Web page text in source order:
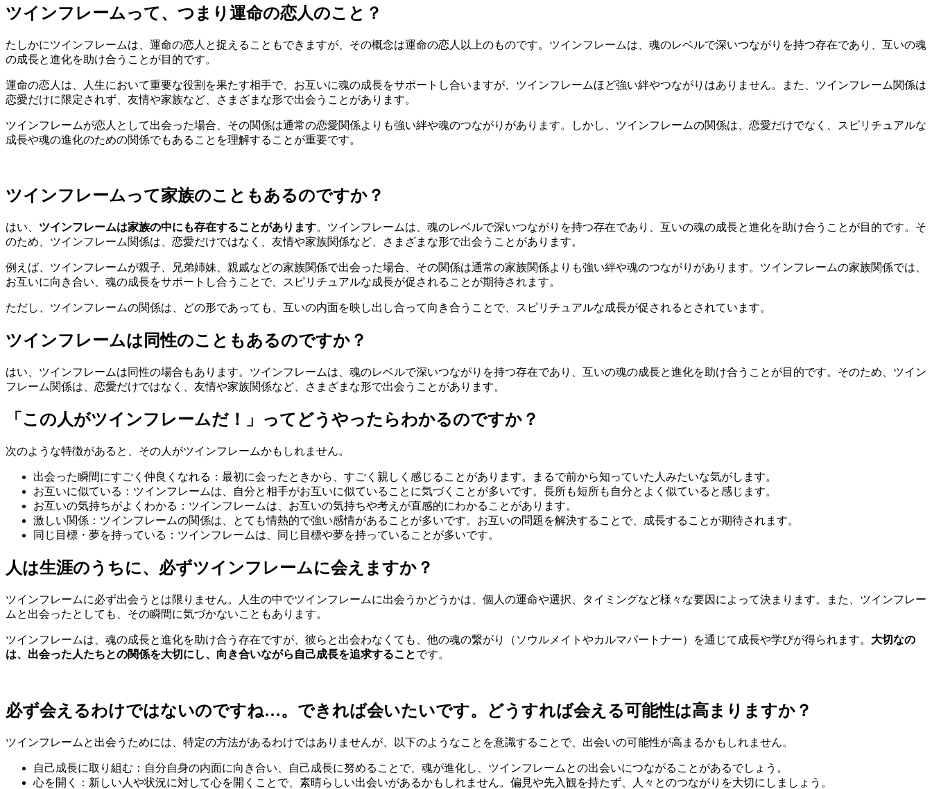
ツインフレームって、つまり運命の恋人のこと？
たしかにツインフレームは、運命の恋人と捉えることもできますが、その概念は運命の恋人以上のものです。ツインフレームは、魂のレベルで深いつながりを持つ存在であり、互いの魂
の成長と進化を助け合うことが目的です。
運命の恋人は、人生において重要な役割を果たす相手で、お互いに魂の成長をサポートし合いますが、ツインフレームほど強い絆やつながりはありません。また、ツインフレーム関係は
恋愛だけに限定されず、友情や家族など、さまざまな形で出会うことがあります。
ツインフレームが恋人として出会った場合、その関係は通常の恋愛関係よりも強い絆や魂のつながりがあります。しかし、ツインフレームの関係は、恋愛だけでなく、スピリチュアルな
成長や魂の進化のための関係でもあることを理解することが重要です。
ツインフレームって家族のこともあるのですか？
はい、 ツインフレームは家族の中にも存在することがあります。ツインフレームは、魂のレベルで深いつながりを持つ存在であり、互いの魂の成長と進化を助け合うことが目的です。そ
のため、ツインフレーム関係は、恋愛だけではなく、友情や家族関係など、さまざまな形で出会うことがあります。
例えば、ツインフレームが親子、兄弟姉妹、親戚などの家族関係で出会った場合、その関係は通常の家族関係よりも強い絆や魂のつながりがあります。ツインフレームの家族関係では、
お互いに向き合い、魂の成長をサポートし合うことで、スピリチュアルな成長が促されることが期待されます。
ただし、ツインフレームの関係は、どの形であっても、互いの内面を映し出し合って向き合うことで、スピリチュアルな成長が促されるとされています。
ツインフレームは同性のこともあるのですか？
はい、ツインフレームは同性の場合もあります。ツインフレームは、魂のレベルで深いつながりを持つ存在であり、互いの魂の成長と進化を助け合うことが目的です。そのため、ツイン
フレーム関係は、恋愛だけではなく、友情や家族関係など、さまざまな形で出会うことがあります。
「この人がツインフレームだ！」ってどうやったらわかるのですか？
次のような特徴があると、その人がツインフレームかもしれません。
出会った瞬間にすごく仲良くなれる：最初に会ったときから、すごく親しく感じることがあります。まるで前から知っていた人みたいな気がします。
お互いに似ている：ツインフレームは、自分と相手がお互いに似ていることに気づくことが多いです。長所も短所も自分とよく似ていると感じます。
お互いの気持ちがよくわかる：ツインフレームは、お互いの気持ちや考えが直感的にわかることがあります。
激しい関係：ツインフレームの関係は、とても情熱的で強い感情があることが多いです。お互いの問題を解決することで、成長することが期待されます。
同じ目標・夢を持っている：ツインフレームは、同じ目標や夢を持っていることが多いです。
人は生涯のうちに、必ずツインフレームに会えますか？
ツインフレームに必ず出会うとは限りません。人生の中でツインフレームに出会うかどうかは、個人の運命や選択、タイミングなど様々な要因によって決まります。また、ツインフレー
ムと出会ったとしても、その瞬間に気づかないこともあります。
ツインフレームは、魂の成長と進化を助け合う存在ですが、彼らと出会わなくても、他の魂の繋がり（ソウルメイトやカルマパートナー）を通じて成長や学びが得られます。 大切なの
は、出会った人たちとの関係を大切にし、向き合いながら自己成長を追求することです。
必ず会えるわけではないのですね…。できれば会いたいです。どうすれば会える可能性は高まりますか？
ツインフレームと出会うためには、特定の方法があるわけではありませんが、以下のようなことを意識することで、出会いの可能性が高まるかもしれません。
自己成長に取り組む：自分自身の内面に向き合い、自己成長に努めることで、魂が進化し、ツインフレームとの出会いにつながることがあるでしょう。
心を開く：新しい人や状況に対して心を開くことで、素晴らしい出会いがあるかもしれません。偏見や先入観を持たず、人々とのつながりを大切にしましょう。